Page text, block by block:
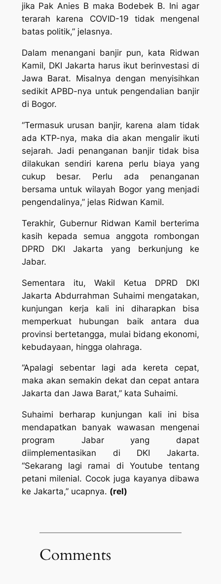
jika Pak Anies B maka Bodebek B. Ini agar
terarah karena COVID-19 tidak mengenal
batas politik,” jelasnya.
Dalam menangani banjir pun, kata Ridwan
Kamil, DKI Jakarta harus ikut berinvestasi di
Jawa Barat. Misalnya dengan menyisihkan
sedikit APBD-nya untuk pengendalian banjir
di Bogor.
“Termasuk urusan banjir, karena alam tidak
ada KTP-nya, maka dia akan mengalir ikuti
sejarah. Jadi penanganan banjir tidak bisa
dilakukan sendiri karena perlu biaya yang
cukup besar. Perlu ada penanganan
bersama untuk wilayah Bogor yang menjadi
pengendalinya,” jelas Ridwan Kamil.
Terakhir, Gubernur Ridwan Kamil berterima
kasih kepada semua anggota rombongan
DPRD DKI Jakarta yang berkunjung ke
Jabar.
Sementara itu, Wakil Ketua DPRD DKI
Jakarta Abdurrahman Suhaimi mengatakan,
kunjungan kerja kali ini diharapkan bisa
memperkuat hubungan baik antara dua
provinsi bertetangga, mulai bidang ekonomi,
kebudayaan, hingga olahraga.
“Apalagi sebentar lagi ada kereta cepat,
maka akan semakin dekat dan cepat antara
Jakarta dan Jawa Barat,” kata Suhaimi.
Suhaimi berharap kunjungan kali ini bisa
mendapatkan banyak wawasan mengenai
program Jabar yang dapat
diimplementasikan di DKI Jakarta.
“Sekarang lagi ramai di Youtube tentang
petani milenial. Cocok juga kayanya dibawa
ke Jakarta,” ucapnya. (rel)
Comments